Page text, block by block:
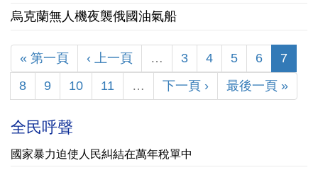
烏克蘭無人機夜襲俄國油氣船
« 第一頁 ‹ 上一頁 … 3 4 5 6
7
8
9 10 11 … 下一頁 › 最後一頁 »
全民呼聲
國家暴力迫使人民糾結在萬年稅單中